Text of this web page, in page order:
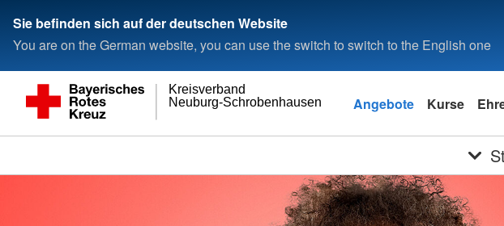
Sie befinden sich auf der deutschen Website
You are on the German website, you can use the switch to switch to the English one
Neuburg-Schrobenhausen
Kreisverband
Angebote Kurse